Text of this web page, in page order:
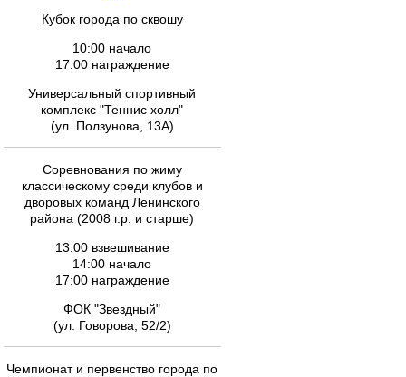
Кубок города по сквошу
10:00 начало
17:00 награждение
Универсальный спортивный
комплекс "Теннис холл"
(ул. Ползунова, 13А)
Соревнования по жиму
классическому среди клубов и
дворовых команд Ленинского
района (2008 г.р. и старше)
13:00 взвешивание
14:00 начало
17:00 награждение
ФОК "Звездный"
(ул. Говорова, 52/2)
Чемпионат и первенство города по